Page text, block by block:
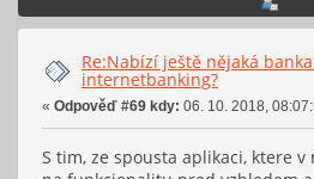
Re:Nabízí ještě nějaká
internetbanking?
« Odpověď #69 kdy: 06. 10. 2018,
S tim, ze spousta aplikaci, ktere